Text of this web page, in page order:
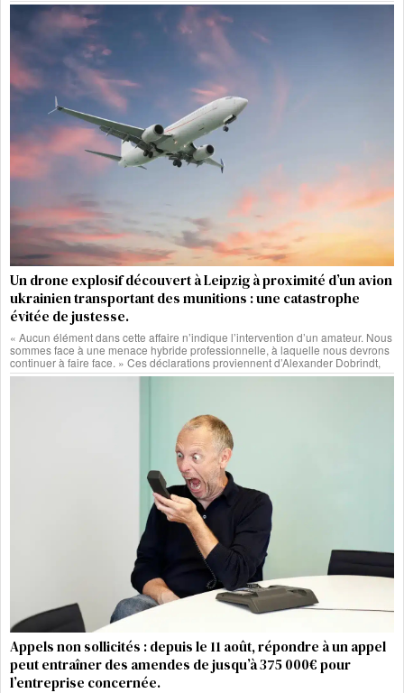
Un drone explosif découvert à Leipzig à proximité d’un avion
ukrainien transportant des munitions : une catastrophe
évitée de justesse.
« Aucun élément dans cette affaire n’indique l’intervention d’un amateur. Nous
sommes face à une menace hybride professionnelle, à laquelle nous devrons
continuer à faire face. » Ces déclarations proviennent d’Alexander Dobrindt,
Appels non sollicités : depuis le 11 août, répondre à un appel
peut entraîner des amendes de jusqu’à 375 000€ pour
l’entreprise concernée.